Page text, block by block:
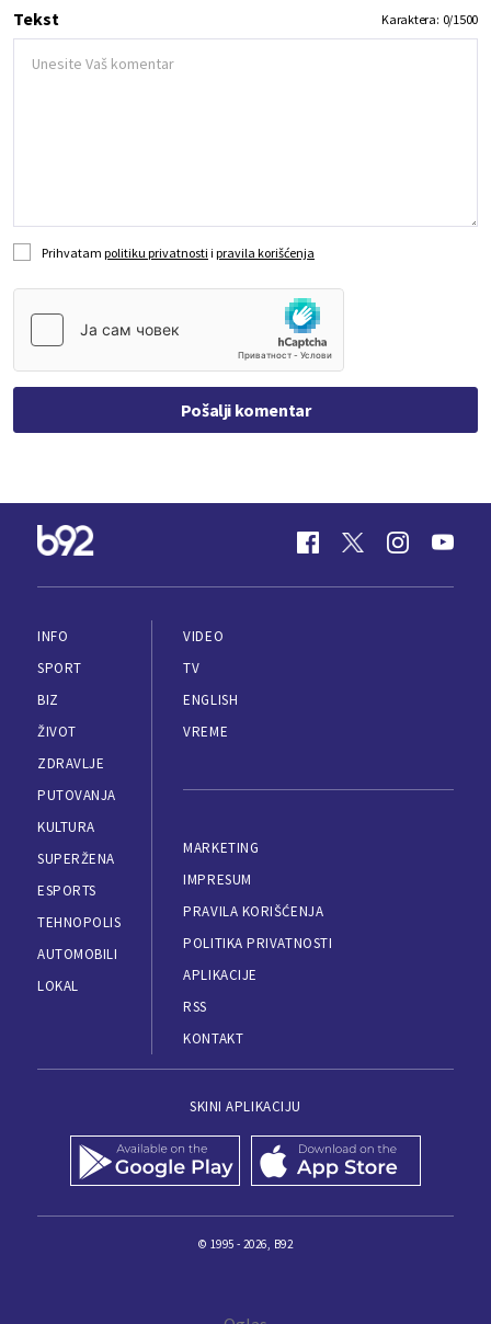
Tekst Karaktera: 0/1500
Prihvatam politiku privatnosti i pravila korišćenja
Pošalji komentar
INFO
SPORT
BIZ
ŽIVOT
ZDRAVLJE
PUTOVANJA
KULTURA
SUPERŽENA
ESPORTS
TEHNOPOLIS
AUTOMOBILI
LOKAL
VIDEO
TV
ENGLISH
VREME
MARKETING
IMPRESUM
PRAVILA KORIŠĆENJA
POLITIKA PRIVATNOSTI
APLIKACIJE
RSS
KONTAKT
SKINI APLIKACIJU
© 1995 - 2026, B92